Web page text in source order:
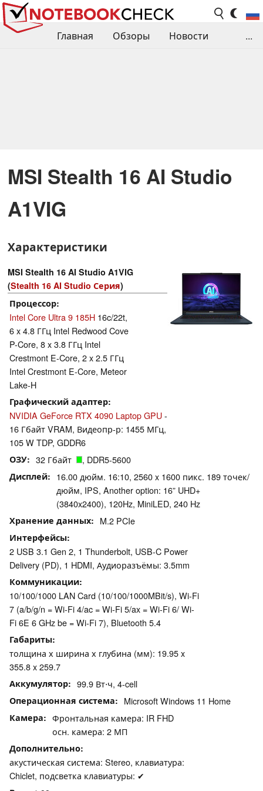
Главная Обзоры
Новости
...
MSI Stealth 16 AI Studio
A1VIG
Характеристики
MSI Stealth 16 AI Studio A1VIG
(Stealth 16 AI Studio Серия)
Процессор
Intel Core Ultra 9 185H 16c/22t,
6 x 4.8 ГГц Intel Redwood Cove
P-Core, 8 x 3.8 ГГц Intel
Crestmont E-Core, 2 x 2.5 ГГц
Intel Crestmont E-Core, Meteor
Lake-H
Графический адаптер
NVIDIA GeForce RTX 4090 Laptop GPU-
16 Гбайт VRAM, Видеопр-р: 1455 МГц,
105 W TDP, GDDR6
ОЗУ 32 Гбайт , DDR5-5600
Дисплей
16.00 дюйм. 16:10, 2560 x 1600 пикс. 189 точек/
дюйм, IPS, Another option: 16” UHD+
(3840x2400), 120Hz, MiniLED, 240 Hz
Хранение данных M.2 PCIe
Интерфейсы
2 USB 3.1 Gen 2, 1 Thunderbolt, USB-C Power
Delivery (PD), 1 HDMI, Аудиоразъёмы: 3.5mm
Коммуникации
10/100/1000 LAN Card (10/100/1000MBit/s), Wi-Fi
7 (a/b/g/n = Wi-Fi 4/ac = Wi-Fi 5/ax = Wi-Fi 6/ Wi-
Fi 6E 6 GHz be = Wi-Fi 7), Bluetooth 5.4
Габариты
толщина х ширина х глубина (мм): 19.95 x
355.8 x 259.7
Аккумулятор 99.9 Вт⋅ч, 4-cell
Операционная система Microsoft Windows 11 Home
Камера
Фронтальная камера: IR FHD
осн. камера: 2 МП
Дополнительно
акустическая система: Stereo, клавиатура:
Chiclet, подсветка клавиатуры: ✔